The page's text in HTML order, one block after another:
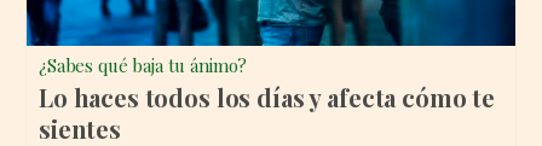
¿Sabes qué baja tu ánimo?
Lo haces todos los días y afecta cómo te
sientes